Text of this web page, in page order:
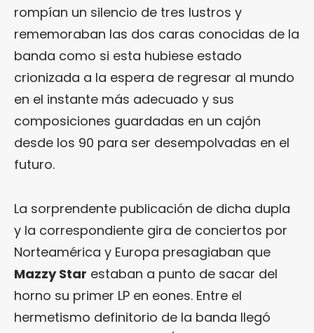
rompían un silencio de tres lustros y
rememoraban las dos caras conocidas de la
banda como si esta hubiese estado
crionizada a la espera de regresar al mundo
en el instante más adecuado y sus
composiciones guardadas en un cajón
desde los 90 para ser desempolvadas en el
futuro.
La sorprendente publicación de dicha dupla
y la correspondiente gira de conciertos por
Norteamérica y Europa presagiaban que
Mazzy Star estaban a punto de sacar del
horno su primer LP en eones. Entre el
hermetismo definitorio de la banda llegó